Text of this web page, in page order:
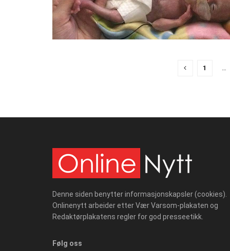
1
Denne siden benytter informasjonskapsler (cookies).
Onlinenytt arbeider etter Vær Varsom-plakaten og
Redaktørplakatens regler for god presseetikk.
Følg oss